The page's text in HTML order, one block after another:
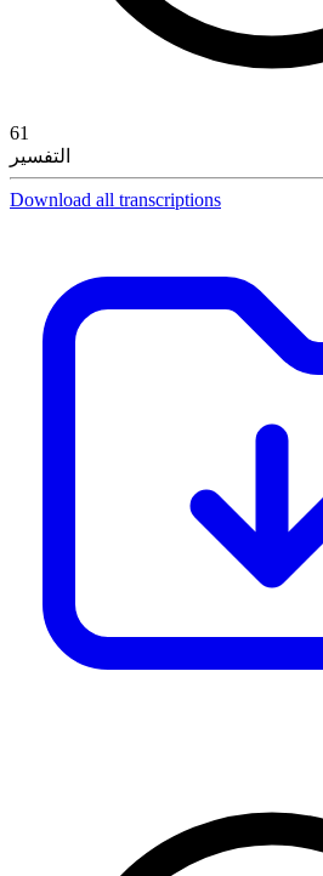
61
التفسير
Download all transcriptions